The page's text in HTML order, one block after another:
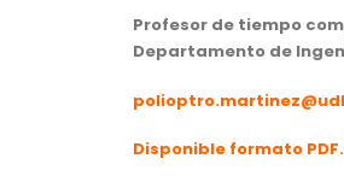
Profesor de tiempo
Departamento de
Disponible formato PDF.